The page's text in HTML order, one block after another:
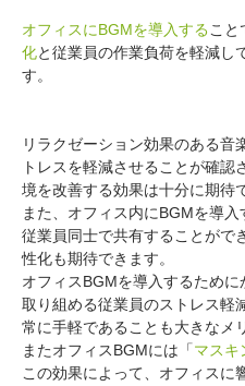
オフィスにBGMを導入すること
化と従業員の作業負荷を軽減し
す。
リラクゼーション効果のある音
トレスを軽減させることが確
境を改善する効果は十分に期待
また、オフィス内にBGMを導
従業員同士で共有することがで
性化も期待できます。
オフィスBGMを導入するため
取り組める従業員のストレス軽
常に手軽であることも大きなメ
またオフィスBGMには「マスキ
この効果によって、オフィスに